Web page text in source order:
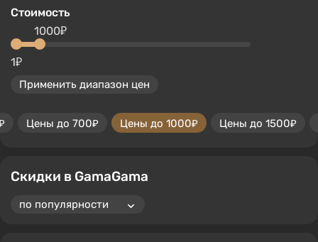
Стоимость
1₽
1000₽
Применить диапазон цен
Цены до 700₽ Цены до 1000₽ Цены до 1500₽
Скидки в GamaGama